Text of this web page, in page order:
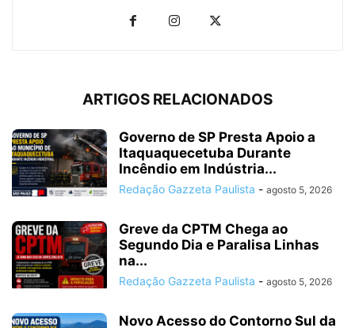
ARTIGOS RELACIONADOS
Governo de SP Presta Apoio a
Itaquaquecetuba Durante
Incêndio em Indústria...
Redação Gazzeta Paulista - agosto 5, 2026
Greve da CPTM Chega ao
Segundo Dia e Paralisa Linhas
na...
Redação Gazzeta Paulista - agosto 5, 2026
Novo Acesso do Contorno Sul da